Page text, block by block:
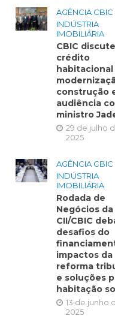
AGÊNCIA CBIC
INDÚSTRIA
IMOBILIÁRIA
CBIC discute
crédito
habitacional
construção
audiência
ministro
29 de julho
2025
AGÊNCIA CBIC
INDÚSTRIA
IMOBILIÁRIA
Rodada de
Negócios da
CII/CBIC
desafios do
impactos da
reforma
e soluções
habitação
13 de junho
2025